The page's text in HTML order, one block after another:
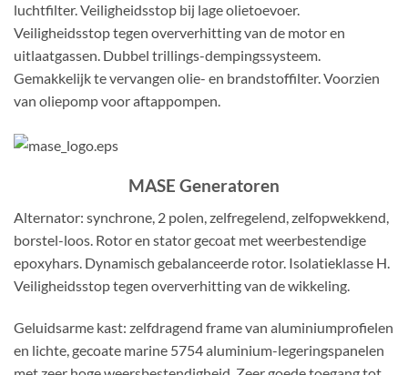
luchtfilter. Veiligheidsstop bij lage olietoevoer.
Veiligheidsstop tegen oververhitting van de motor en
uitlaatgassen. Dubbel trillings-dempingssysteem.
Gemakkelijk te vervangen olie- en brandstoffilter. Voorzien
van oliepomp voor aftappompen.
MASE Generatoren
Alternator: synchrone, 2 polen, zelfregelend, zelfopwekkend,
borstel-loos. Rotor en stator gecoat met weerbestendige
epoxyhars. Dynamisch gebalanceerde rotor. Isolatieklasse H.
Veiligheidsstop tegen oververhitting van de wikkeling.
Geluidsarme kast: zelfdragend frame van aluminiumprofielen
en lichte, gecoate marine 5754 aluminium-legeringspanelen